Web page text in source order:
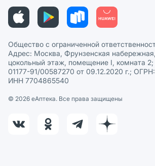
Политика в отношении обработки
Общество с ограниченной
Адрес: Москва, Фрунзенская
цокольный этаж, помещение I, комната
01177-91/00587270 от 09.12.2020 г.;
ИНН 7704865540
© 2026 eАптека. Все права защищены